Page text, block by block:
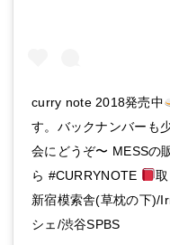
curry note 2018発売中
す。バックナンバーも
会にどうぞ〜 MESSの
ら #CURRYNOTE
新宿模索舎(草枕の下)/
シェ/渋谷SPBS